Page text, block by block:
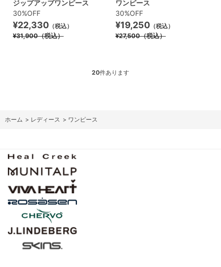
ジップアップワンピース
30%OFF
¥22,330 （税込）
¥31,900（税込）
ワンピース
30%OFF
¥19,250 （税込）
¥27,500（税込）
20件あります
ホーム > レディース > ワンピース